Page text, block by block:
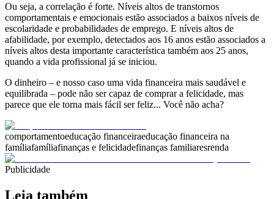
Ou seja, a correlação é forte. Níveis altos de transtornos
comportamentais e emocionais estão associados a baixos níveis de
escolaridade e probabilidades de emprego. E níveis altos de
afabilidade, por exemplo, detectados aos 16 anos estão associados a
níveis altos desta importante característica também aos 25 anos,
quando a vida profissional já se iniciou.
O dinheiro – e nosso caso uma vida financeira mais saudável e
equilibrada – pode não ser capaz de comprar a felicidade, mas
parece que ele torna mais fácil ser feliz... Você não acha?
comportamentoeducação financeiraeducação financeira na
famíliafamíliafinanças e felicidadefinanças familiaresrenda
Publicidade
Leia também